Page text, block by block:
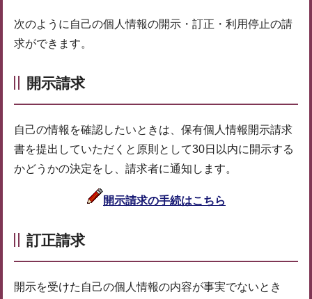
次のように自己の個人情報の開示・訂正・利用停止の請
求ができます。
開示請求
自己の情報を確認したいときは、保有個人情報開示請求
書を提出していただくと原則として30日以内に開示する
かどうかの決定をし、請求者に通知します。
開示請求の手続はこちら
訂正請求
開示を受けた自己の個人情報の内容が事実でないとき